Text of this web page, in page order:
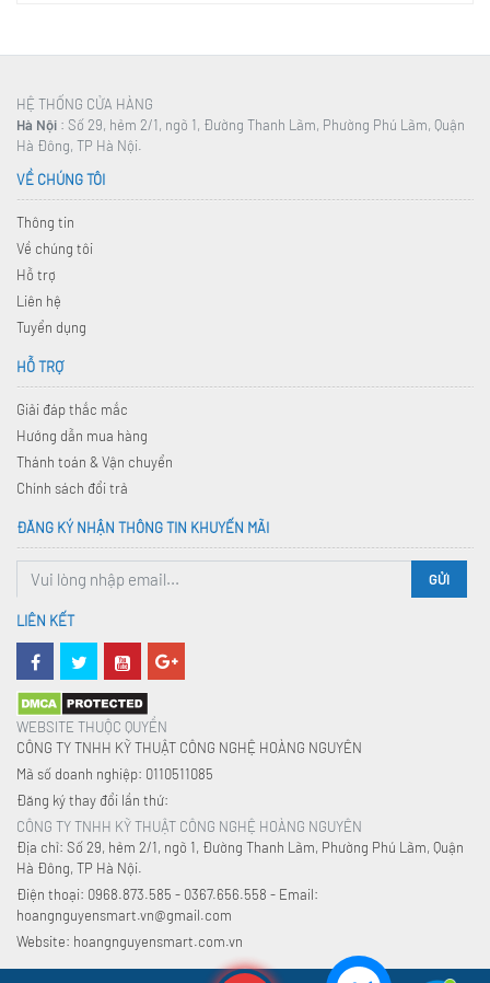
HỆ THỐNG CỬA HÀNG
Hà Nội : Số 29, hẻm 2/1, ngõ 1, Đường Thanh Lãm, Phường Phú Lãm, Quận
Hà Đông, TP Hà Nội.
VỀ CHÚNG TÔI
Thông tin
Về chúng tôi
Hỗ trợ
Liên hệ
Tuyển dụng
HỖ TRỢ
Giải đáp thắc mắc
Hướng dẫn mua hàng
Thánh toán & Vận chuyển
Chính sách đổi trả
ĐĂNG KÝ NHẬN THÔNG TIN KHUYẾN MÃI
GỬI
LIÊN KẾT
WEBSITE THUỘC QUYỀN
CÔNG TY TNHH KỸ THUẬT CÔNG NGHỆ HOÀNG NGUYÊN
Mã số doanh nghiệp: 0110511085
Đăng ký thay đổi lần thứ:
CÔNG TY TNHH KỸ THUẬT CÔNG NGHỆ HOÀNG NGUYÊN
Địa chỉ: Số 29, hẻm 2/1, ngõ 1, Đường Thanh Lãm, Phường Phú Lãm, Quận
Hà Đông, TP Hà Nội.
Điện thoại: 0968.873.585 - 0367.656.558 - Email:
hoangnguyensmart.vn@gmail.com
Website: hoangnguyensmart.com.vn